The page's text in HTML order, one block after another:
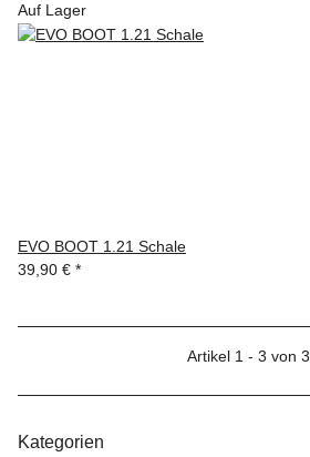
Auf Lager
EVO BOOT 1.21 Schale
39,90 € *
Artikel 1 - 3 von 3
Kategorien